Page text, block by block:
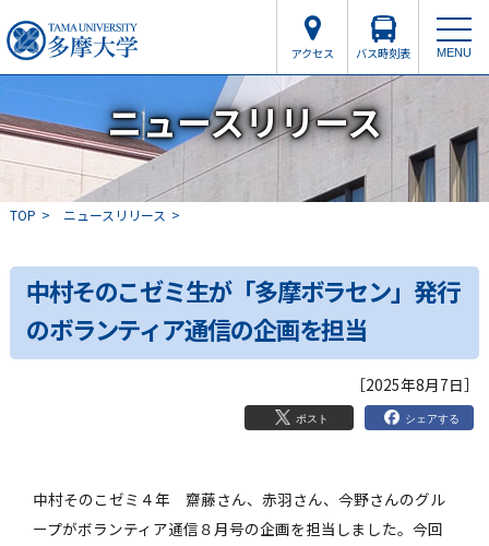
アクセス バス時刻表 MENU
ニュースリリース
TOP ニュースリリース
中村そのこゼミ生が「多摩ボラセン」発行
のボランティア通信の企画を担当
［2025年8月7日］
ポスト シェアする
中村そのこゼミ４年 齋藤さん、赤羽さん、今野さんのグル
ープがボランティア通信８月号の企画を担当しました。今回